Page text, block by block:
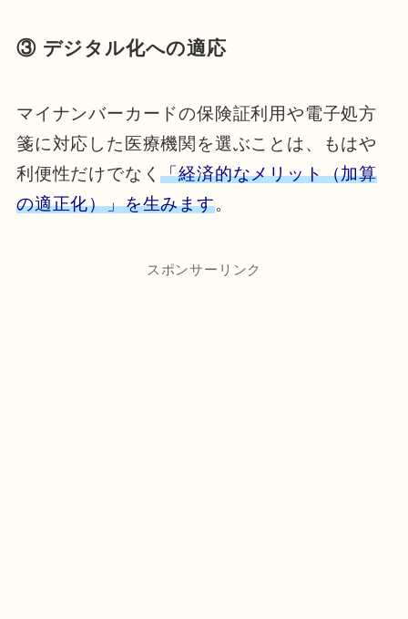
③ デジタル化への適応
マイナンバーカードの保険証利用や電子処方
箋に対応した医療機関を選ぶことは、もはや
利便性だけでなく「経済的なメリット（加算
の適正化）」を生みます。
スポンサーリンク